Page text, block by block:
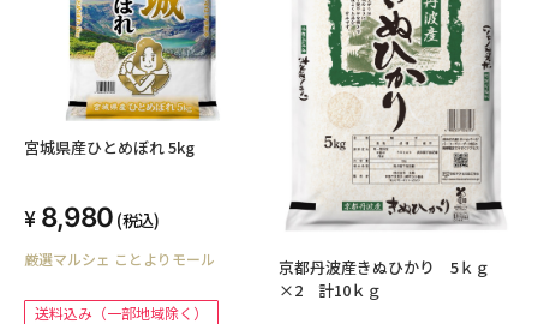
宮城県産ひとめぼれ 5kg
8,980 (税込)
厳選マルシェ ことよりモール
送料込み（一部地域除く）
京都丹波産きぬひかり 5ｋｇ
×2 計10ｋｇ